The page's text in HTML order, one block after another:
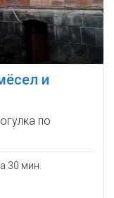
и
по
30 мин.